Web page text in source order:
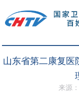
山东省第二康复医
来源